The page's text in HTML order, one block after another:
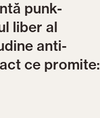
punk-
liber al
anti-
ce promite: